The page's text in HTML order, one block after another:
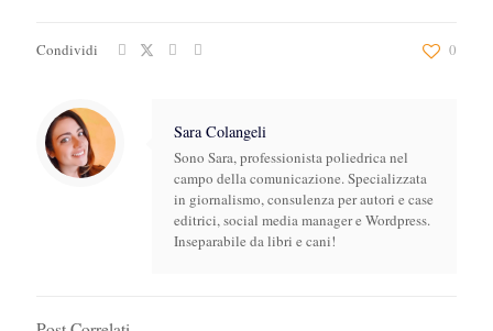
Condividi 0
Sara Colangeli
Sono Sara, professionista poliedrica nel
campo della comunicazione. Specializzata
in giornalismo, consulenza per autori e case
editrici, social media manager e Wordpress.
Inseparabile da libri e cani!